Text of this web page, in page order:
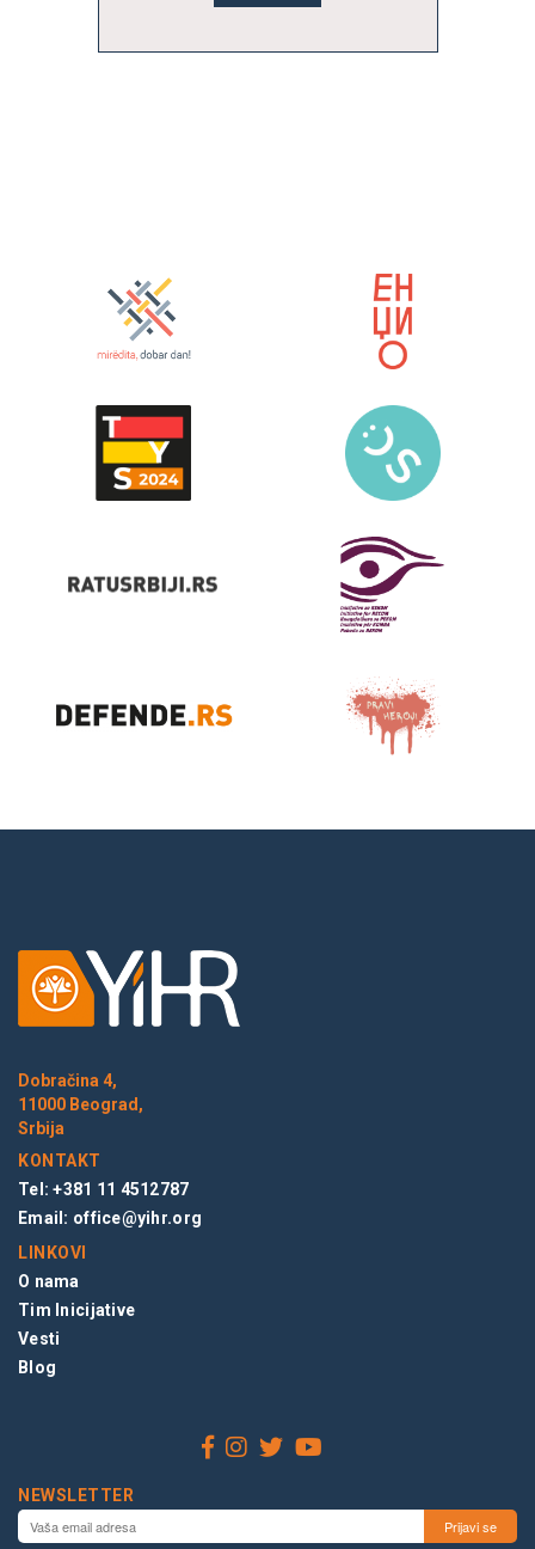
Dobračina 4,
11000 Beograd,
Srbija
KONTAKT
Tel: +381 11 4512787
Email: office@yihr.org
LINKOVI
O nama
Tim Inicijative
Vesti
Blog
NEWSLETTER